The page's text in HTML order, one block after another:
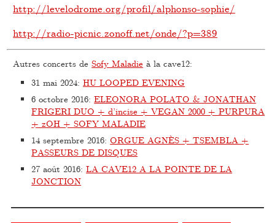
http://levelodrome.org/profil/alphonso-sophie/
http://radio-picnic.zonoff.net/onde/?p=389
Autres concerts deSofy Maladie à la cave12:
31 mai 2024:HU LOOPED EVENING
6 octobre 2016:ELEONORA POLATO & JONATHAN
FRIGERI DUO + d’incise + VEGAN 2000 + PURPURA
+ zOH + SOFY MALADIE
14 septembre 2016:ORGUE AGNÈS + TSEMBLA +
PASSEURS DE DISQUES
27 août 2016:LA CAVE12 A LA POINTE DE LA
JONCTION